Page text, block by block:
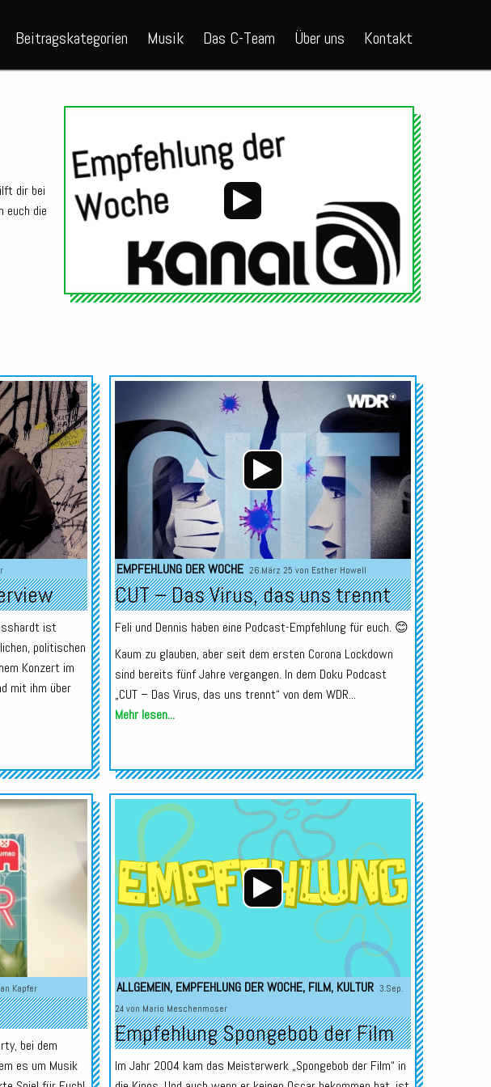
Beitragskategorien Musik Das C-Team Über uns Kontakt
Audio-
Player
dir bei
euch die
Audio-
Player
ist
politischen
Konzert im
mit ihm über
Audio-
Player
EMPFEHLUNG DER WOCHE 26.März 25 von Esther Howell
CUT – Das Virus, das uns trennt
Feli und Dennis haben eine Podcast-Empfehlung für euch. 😊
Kaum zu glauben, aber seit dem ersten Corona Lockdown
sind bereits fünf Jahre vergangen. In dem Doku Podcast
„CUT – Das Virus, das uns trennt“ von dem WDR...
Mehr lesen...
Audio-
Player
Kapfer
bei dem
es um Musik
Audio-
Player
ALLGEMEIN, EMPFEHLUNG DER WOCHE, FILM, KULTUR 3.Sep.
24 von Mario Meschenmoser
Empfehlung Spongebob der Film
Im Jahr 2004 kam das Meisterwerk „Spongebob der Film“ in